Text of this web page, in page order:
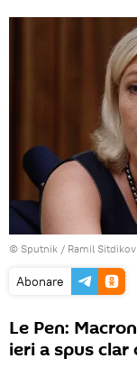
© Sputnik / Ramil Sitdikov
Abonare
Le Pen:
ieri a spus clar